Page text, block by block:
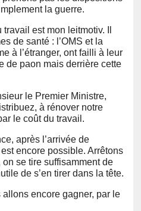
la guerre.
est mon leitmotiv. Il
de santé : l’OMS et la
à l’étranger, ont failli à leur
de paon mais derrière cette
le Premier Ministre,
à rénover notre
le coût du travail.
après l’arrivée de
encore possible. Arrêtons
se tire suffisamment de
de s’en tirer dans la tête.
encore gagner, par le